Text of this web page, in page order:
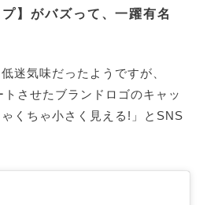
】がバズって、一躍有名
迷気味だったようですが、
させたブランドロゴのキャッ
くちゃ小さく見える!」とSNS